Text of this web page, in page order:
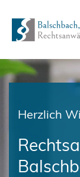
Herzlich